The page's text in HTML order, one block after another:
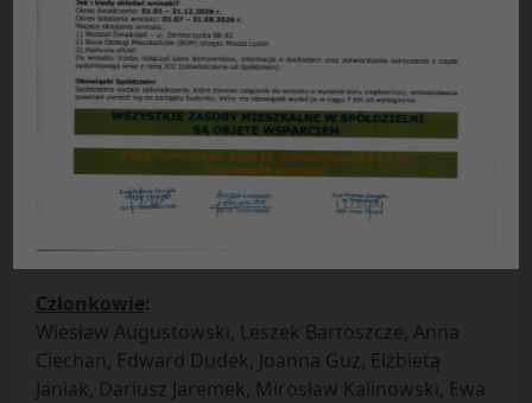
Protokół nr 10/2015
z posiedzenia plenarnego Rady Nadzorczej SM
„Czuby” w Lublinie
odbytego w dniu27.10.2015 r.
Obecni:
Przewodniczący Rady –Alicja Stadnicka
Zastępcy przewodniczącego –
Edward Jasiński,
Sekretarz –
Członkowie:
Wiesław Augustowski, Leszek Bartoszcze, Anna
Ciechan, Edward Dudek, Joanna Guz, Elżbietą
Janiak, Dariusz Jaremek, Mirosław Kalinowski, Ewa